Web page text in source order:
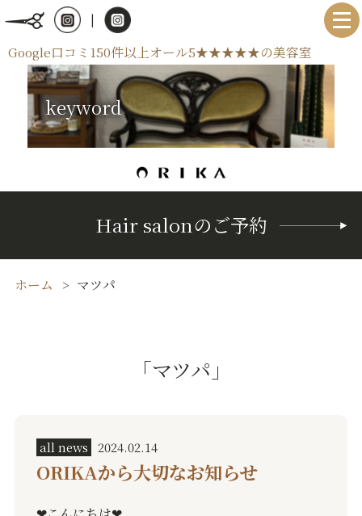
|
Google口コミ150件以上オール5★★★★★の美容室
keyword
Hair salonのご予約
ホーム マツパ
「マツパ」
all news 2024.02.14
ORIKAから大切なお知らせ